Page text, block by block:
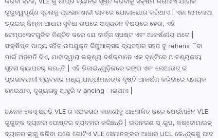
ଗୁରୁତ୍ୱପୂର୍ଣ୍ଣ ସୂଚନାକୁ ପ୍ରଭାବଶାଳୀ ଭାବରେ ଯୋଗାଯୋଗ କରିଥାଏ | ଏହା ନାମଲେଖା
ଡ୍ରାଇଭ୍ କିମ୍ବା ଆଧାର ସୁବିଧା ଉପରେ ଅଦ୍ୟତନ ବିଷୟରେ ହେଉ, ଏହି
ଟେମ୍ପଲେଟଗୁଡିକ ନିଶ୍ଚିତ କରେ ଯେ ବାର୍ତ୍ତା ସ୍ପଷ୍ଟ ଏବଂ ଆକର୍ଷଣୀୟ ଅଟେ |
ସଂକ୍ଷିପ୍ତ ପାଠ୍ୟ ସହିତ ଉପଯୁକ୍ତ ଭିଜୁଆଲ୍ସର ବ୍ୟବହାର ସହଜ ବୁ rehens ିବା
ପାଇଁ ଅନୁମତି ଦିଏ, ଯାହାଦ୍ୱାରା ଲକ୍ଷ୍ୟ ଦର୍ଶକମାନେ ଏକ ଦୃଷ୍ଟିରେ ଆବଶ୍ୟକୀୟ
ସୂଚନା କ୍ୟାପଚର୍ କରନ୍ତି | ଏହି ଡିଜାଇନ୍ଗୁଡ଼ିକରେ ରଙ୍ଗ ଏବଂ ଲେଆଉଟ୍ ର
ପ୍ରଭାବଶାଳୀ ବ୍ୟବହାର ମଧ୍ୟ ଯାତ୍ରୀମାନଙ୍କ ଦୃଷ୍ଟି ଆକର୍ଷଣ କରିବାରେ ସହାୟକ
ହୋଇଥାଏ, ଦୃଶ୍ୟତାକୁ ଆହୁରି ବ ancing ାଇଥାଏ |
ଅନେକ କେସ୍ ଷ୍ଟଡି VLE ର ସଫଳତାର କାହାଣୀକୁ ଆଲୋକିତ କରେ ଯେଉଁମାନେ VLE
ଗୁରୁଙ୍କ ବ୍ୟାନର ପୋଷ୍ଟର ବ୍ୟବହାର କରିଛନ୍ତି | ଉଦାହରଣ ସ୍ .ରୁପ, କଷ୍ଟୋମାଇଜ୍
ବ୍ୟାନର ଲାଗୁ କରିବା ପରେ ଗୋଟିଏ VLE ସେମାନଙ୍କର ଆଧାର UCL କେନ୍ଦ୍ରକୁ ପାଦ